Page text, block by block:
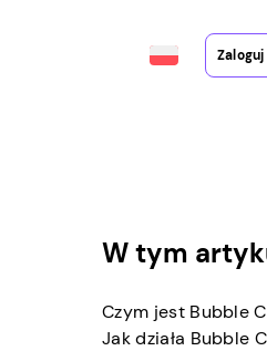
Zaloguj
W tym
Czym jest Bubble
Jak działa Bubble